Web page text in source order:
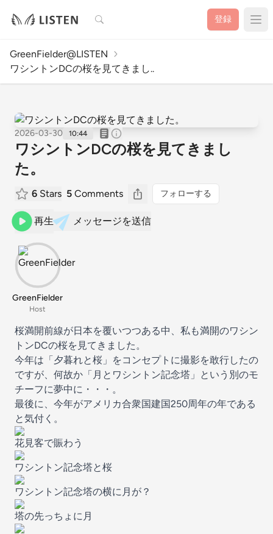
検索 登録
GreenFielder@LISTEN
ワシントンDCの桜を見てきまし..
2026-03-30 10:44
ワシントンDCの桜を見てきまし
た。
6 Stars 5 Comments フォローする
再生 メッセージを送信
GreenFielder
Host
桜満開前線が日本を覆いつつある中、私も満開のワシン
トンDCの桜を見てきました。
今年は「夕暮れと桜」をコンセプトに撮影を敢行したの
ですが、何故か「月とワシントン記念塔」という別のモ
チーフに夢中に・・・。
最後に、今年がアメリカ合衆国建国250周年の年である
と気付く。
花見客で賑わう
ワシントン記念塔と桜
ワシントン記念塔の横に月が？
塔の先っちょに月